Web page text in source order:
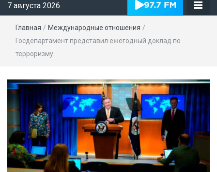
7 августа 2026
Главная / Международные отношения /
Госдепартамент представил ежегодный доклад по
терроризму